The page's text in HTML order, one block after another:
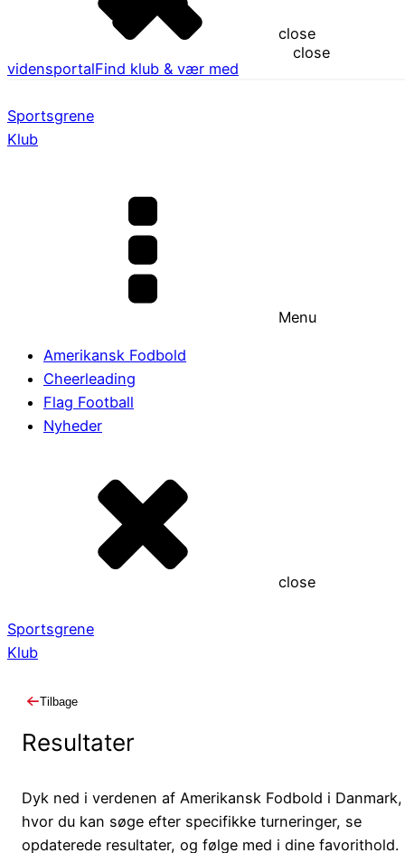
close
close
vidensportalFind klub & vær med
Sportsgrene
Klub
Menu
Amerikansk Fodbold
Cheerleading
Flag Football
Nyheder
close
Sportsgrene
Klub
Tilbage
Resultater
Dyk ned i verdenen af Amerikansk Fodbold i Danmark,
hvor du kan søge efter specifikke turneringer, se
opdaterede resultater, og følge med i dine favorithold.